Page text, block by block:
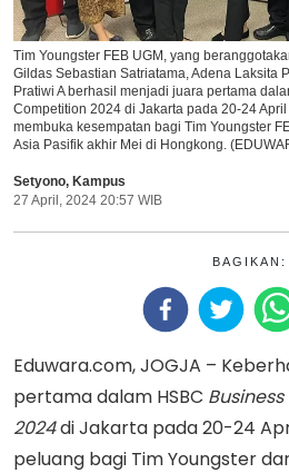
Tim Youngster FEB UGM, yang
Gildas Sebastian Satriatama, Adena Laksita
Pratiwi A berhasil menjadi juara pertama
Competition 2024 di Jakarta pada 20-24
membuka kesempatan bagi Tim Youngster
Asia Pasifik akhir Mei di Hongkong.
Setyono, Kampus
27 April, 2024 20:57 WIB
BAGIKAN:
Eduwara.com, JOGJA –
pertama dalam HSBC
2024di Jakarta pada 20-24
peluang bagi Tim Youngster